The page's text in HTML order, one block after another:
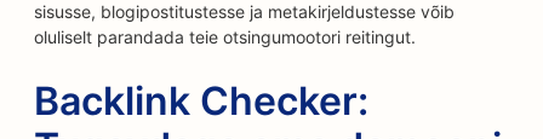
sisusse, blogipostitustesse ja metakirjeldustesse võib
oluliselt parandada teie otsingumootori reitingut.
Backlink Checker: